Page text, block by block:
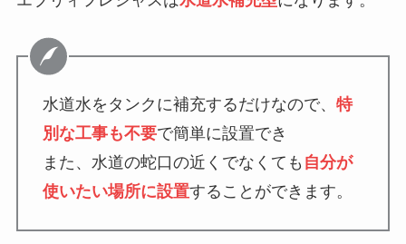
水道水をタンクに補充するだけなので、 特
別な工事も不要で簡単に設置でき
また、水道の蛇口の近くでなくても 自分が
使いたい場所に設置することができます。